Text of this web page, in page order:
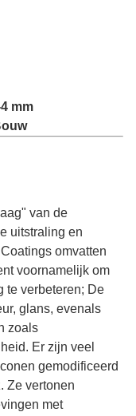
mm
van de
uitstraling en
omvatten
voornamelijk om
te verbeteren; De
glans, evenals
zoals
Er zijn veel
gemodificeerd
Ze vertonen
met